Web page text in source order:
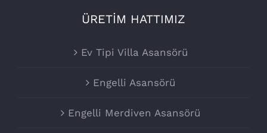
ÜRETİM HATTIMIZ
Ev Tipi Villa Asansörü
Engelli Asansörü
Engelli Merdiven Asansörü